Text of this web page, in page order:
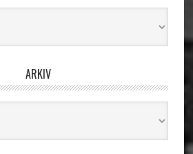
ARKIV